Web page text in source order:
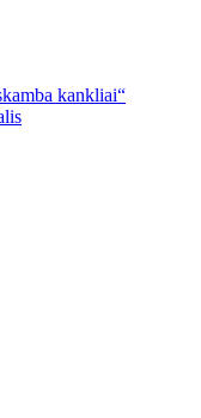
kankliai“